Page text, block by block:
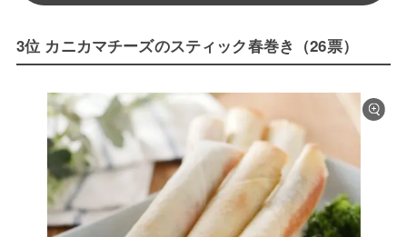
3位 カニカマチーズのスティック春巻き（26票）